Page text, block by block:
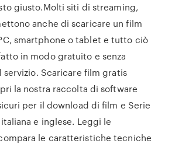
giusto.Molti siti di streaming,
anche di scaricare un film
smartphone o tablet e tutto ciò
in modo gratuito e senza
servizio. Scaricare film gratis
la nostra raccolta di software
per il download di film e Serie
e inglese. Leggi le
le caratteristiche tecniche